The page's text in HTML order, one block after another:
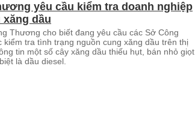
yêu cầu kiểm tra doanh nghiệp
xăng dầu
Thương cho biết đang yêu cầu các Sở Công
kiểm tra tình trạng nguồn cung xăng dầu trên thị
tin một số cây xăng dầu thiếu hụt, bán nhỏ giọt
là dầu diesel.